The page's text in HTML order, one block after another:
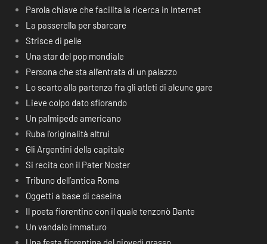
Parola chiave che facilita la ricerca in Internet
La passerella per sbarcare
Strisce di pelle
Una star del pop mondiale
Persona che sta all’entrata di un palazzo
Lo scarto alla partenza fra gli atleti di alcune gare
Lieve colpo dato sfiorando
Un palmipede americano
Ruba l’originalità altrui
Gli Argentini della capitale
Si recita con il Pater Noster
Tribuno dell’antica Roma
Oggetti a base di caseina
Il poeta fiorentino con il quale tenzonò Dante
Un vandalo immaturo